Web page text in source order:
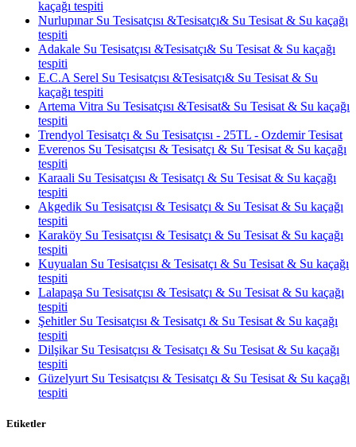
kaçağı tespiti
Nurlupınar Su Tesisatçısı &Tesisatçı& Su Tesisat & Su kaçağı
tespiti
Adakale Su Tesisatçısı &Tesisatçı& Su Tesisat & Su kaçağı
tespiti
E.C.A Serel Su Tesisatçısı &Tesisatçı& Su Tesisat & Su
kaçağı tespiti
Artema Vitra Su Tesisatçısı &Tesisat& Su Tesisat & Su kaçağı
tespiti
Trendyol Tesisatçı & Su Tesisatçısı - 25TL - Ozdemir Tesisat
Everenos Su Tesisatçısı & Tesisatçı & Su Tesisat & Su kaçağı
tespiti
Karaali Su Tesisatçısı & Tesisatçı & Su Tesisat & Su kaçağı
tespiti
Akgedik Su Tesisatçısı & Tesisatçı & Su Tesisat & Su kaçağı
tespiti
Karaköy Su Tesisatçısı & Tesisatçı & Su Tesisat & Su kaçağı
tespiti
Kuyualan Su Tesisatçısı & Tesisatçı & Su Tesisat & Su kaçağı
tespiti
Lalapaşa Su Tesisatçısı & Tesisatçı & Su Tesisat & Su kaçağı
tespiti
Şehitler Su Tesisatçısı & Tesisatçı & Su Tesisat & Su kaçağı
tespiti
Dilşikar Su Tesisatçısı & Tesisatçı & Su Tesisat & Su kaçağı
tespiti
Güzelyurt Su Tesisatçısı & Tesisatçı & Su Tesisat & Su kaçağı
tespiti
Etiketler